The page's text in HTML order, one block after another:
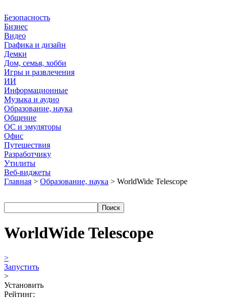
Безопасность
Бизнес
Видео
Графика и дизайн
Демки
Дом, семья, хобби
Игры и развлечения
ИИ
Информационные
Музыка и аудио
Образование, наука
Общение
ОС и эмуляторы
Офис
Путешествия
Разработчику
Утилиты
Веб-виджеты
Главная > Образование, наука > WorldWide Telescope
WorldWide Telescope
>
Запустить
>
Установить
Рейтинг: